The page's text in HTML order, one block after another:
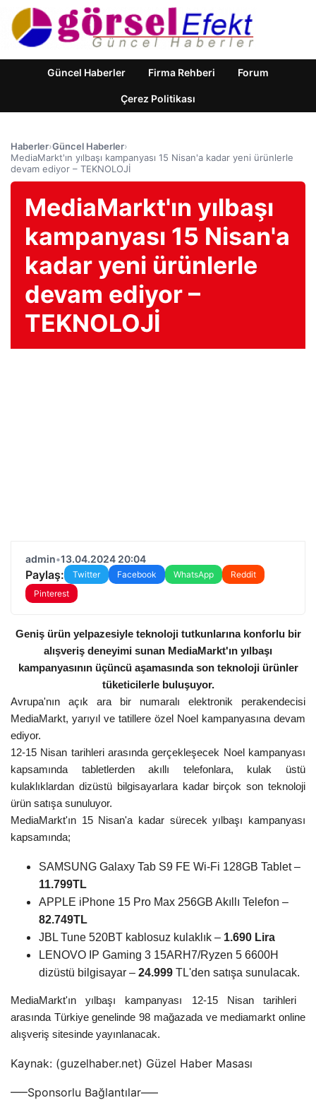
Güncel Haberler Firma Rehberi Forum
Çerez Politikası
Haberler›Güncel Haberler›
MediaMarkt'ın yılbaşı kampanyası 15 Nisan'a kadar yeni ürünlerle
devam ediyor – TEKNOLOJİ
MediaMarkt'ın yılbaşı
kampanyası 15 Nisan'a
kadar yeni ürünlerle
devam ediyor –
TEKNOLOJİ
admin•13.04.2024 20:04
Paylaş: Twitter Facebook WhatsApp
Reddit
Pinterest
Geniş ürün yelpazesiyle teknoloji tutkunlarına konforlu bir
alışveriş deneyimi sunan MediaMarkt'ın yılbaşı
kampanyasının üçüncü aşamasında son teknoloji ürünler
tüketicilerle buluşuyor.
Avrupa'nın açık ara bir numaralı elektronik perakendecisi
MediaMarkt, yarıyıl ve tatillere özel Noel kampanyasına devam
ediyor.
12-15 Nisan tarihleri ​​arasında gerçekleşecek Noel kampanyası
kapsamında tabletlerden akıllı telefonlara, kulak üstü
kulaklıklardan dizüstü bilgisayarlara kadar birçok son teknoloji
ürün satışa sunuluyor.
MediaMarkt'ın 15 Nisan'a kadar sürecek yılbaşı kampanyası
kapsamında;
SAMSUNG Galaxy Tab S9 FE Wi-Fi 128GB Tablet –
11.799TL
APPLE iPhone 15 Pro Max 256GB Akıllı Telefon –
82.749TL
JBL Tune 520BT kablosuz kulaklık – 1.690 Lira
LENOVO IP Gaming 3 15ARH7/Ryzen 5 6600H
dizüstü bilgisayar – 24.999 TL'den satışa sunulacak.
MediaMarkt'ın yılbaşı kampanyası 12-15 Nisan tarihleri ​​
arasında Türkiye genelinde 98 mağazada ve mediamarkt online
alışveriş sitesinde yayınlanacak.
Kaynak: (guzelhaber.net) Güzel Haber Masası
—–Sponsorlu Bağlantılar—–